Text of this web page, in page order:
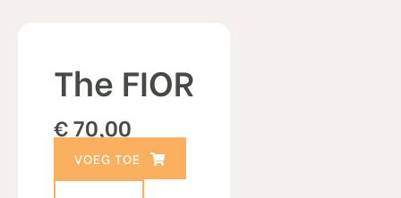
The FIOR
€70,00